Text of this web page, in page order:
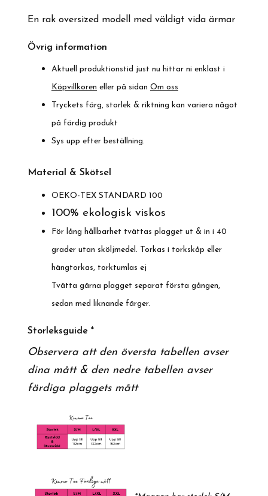
En rak oversized modell med väldigt vida ärmar
Övrig information
Aktuell produktionstid just nu hittar ni enklast i
Köpvillkoren eller på sidan Om oss
Tryckets färg, storlek & riktning kan variera något
på färdig produkt
Sys upp efter beställning.
Material & Skötsel
OEKO-TEX STANDARD 100
100% ekologisk viskos
För lång hållbarhet tvättas plagget ut & in i 40
grader utan sköljmedel. Torkas i torkskåp eller
hängtorkas, torktumlas ej
Tvätta gärna plagget separat första gången,
sedan med liknande färger.
Storleksguide *
Observera att den översta tabellen avser
dina mått & den nedre tabellen avser
färdiga plaggets mått